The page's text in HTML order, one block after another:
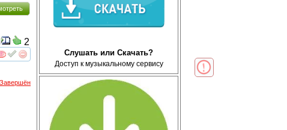
Слушать или Скачать?
Доступ к музыкальному сервису
интересует
2
Завершён